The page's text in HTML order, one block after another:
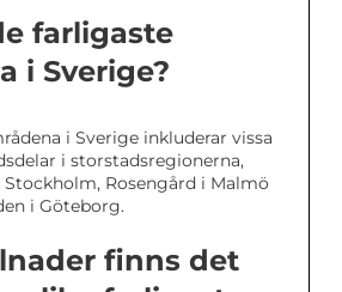
farligaste
i Sverige?
i Sverige inkluderar vissa
i storstadsregionerna,
Stockholm, Rosengård i Malmö
i Göteborg.
finns det